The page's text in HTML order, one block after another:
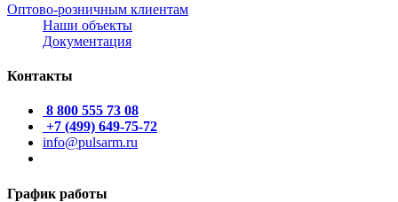
Оптово-розничным клиентам
Наши объекты
Документация
Контакты
8 800 555 73 08
+7 (499) 649-75-72
info@pulsarm.ru
График работы